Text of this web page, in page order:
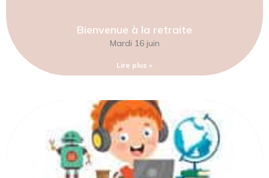
Bienvenue à la retraite
Mardi 16 juin
Lire plus »